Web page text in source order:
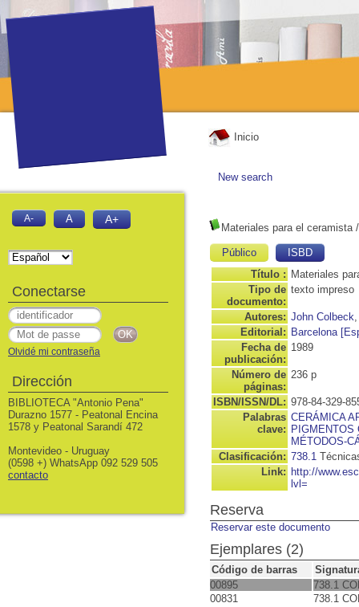
Inicio
New search
Materiales para el ceramista
Público
ISBD
Título : Materiales
Tipo de
documento:
texto impreso
Autores: John Colbeck
Editorial: Barcelona
Fecha de
publicación:
1989
Número de
páginas:
236 p
ISBN/ISSN/DL: 978-84-329-
Palabras
clave:
CERÁMICA
PIGMENTOS
MÉTODOS-
Clasificación: 738.1
Link: http://
lvl=
Reserva
Reservar este documento
Ejemplares (2)
Código de barras
00895
738.1
00831
738.1
A- A A+
Conectarse
Olvidé mi contraseña
Dirección
BIBLIOTECA "Antonio Pena"
Durazno 1577 - Peatonal Encina
1578 y Peatonal Sarandí 472
Montevideo - Uruguay
(0598 +) WhatsApp 092 529 505
contacto